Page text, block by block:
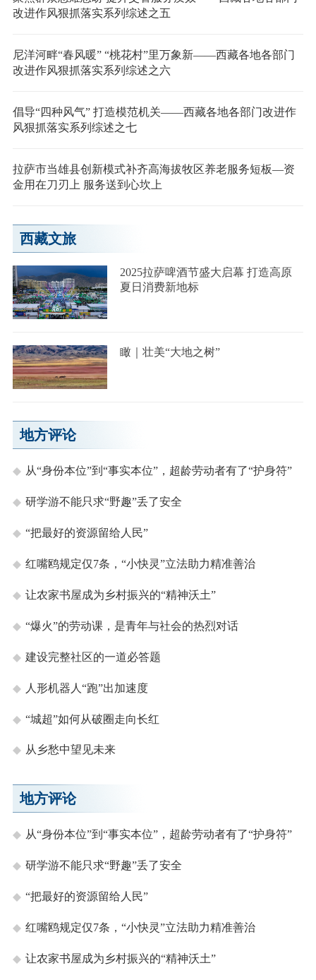
改进作风狠抓落实系列综述之五
尼洋河畔“春风暖” “桃花村”里万象新——西藏各地各部门
改进作风狠抓落实系列综述之六
倡导“四种风气” 打造模范机关——西藏各地各部门改进作
风狠抓落实系列综述之七
拉萨市当雄县创新模式补齐高海拔牧区养老服务短板—资
金用在刀刃上 服务送到心坎上
西藏文旅
2025拉萨啤酒节盛大启幕 打造高原
夏日消费新地标
瞰｜壮美“大地之树”
地方评论
从“身份本位”到“事实本位”，超龄劳动者有了“护身符”
研学游不能只求“野趣”丢了安全
“把最好的资源留给人民”
红嘴鸥规定仅7条，“小快灵”立法助力精准善治
让农家书屋成为乡村振兴的“精神沃土”
“爆火”的劳动课，是青年与社会的热烈对话
建设完整社区的一道必答题
人形机器人“跑”出加速度
“城超”如何从破圈走向长红
从乡愁中望见未来
地方评论
从“身份本位”到“事实本位”，超龄劳动者有了“护身符”
研学游不能只求“野趣”丢了安全
“把最好的资源留给人民”
红嘴鸥规定仅7条，“小快灵”立法助力精准善治
让农家书屋成为乡村振兴的“精神沃土”